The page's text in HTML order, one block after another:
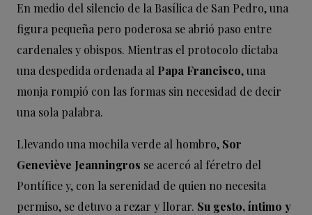
En medio del silencio de la Basílica de San Pedro, una
figura pequeña pero poderosa se abrió paso entre
cardenales y obispos. Mientras el protocolo dictaba
una despedida ordenada al Papa Francisco, una
monja rompió con las formas sin necesidad de decir
una sola palabra.
Llevando una mochila verde al hombro, Sor
Geneviève Jeanningros se acercó al féretro del
Pontífice y, con la serenidad de quien no necesita
permiso, se detuvo a rezar y llorar. Su gesto, íntimo y